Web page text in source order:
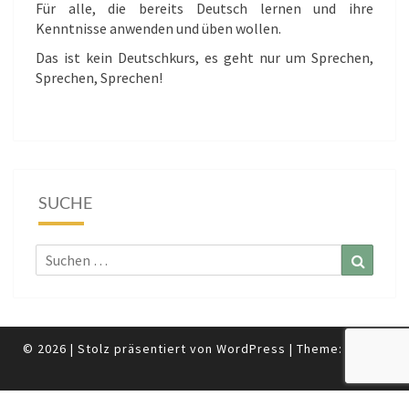
Für alle, die bereits Deutsch lernen und ihre
Kenntnisse anwenden und üben wollen.
Das ist kein Deutschkurs, es geht nur um Sprechen,
Sprechen, Sprechen!
SUCHE
Suchen
nach:
© 2026 | Stolz präsentiert von WordPress | Theme: